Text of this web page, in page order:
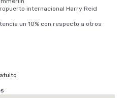
internacional Harry Reid
un 10% con respecto a otros
e internacionales,
mercados de Norteamérica,